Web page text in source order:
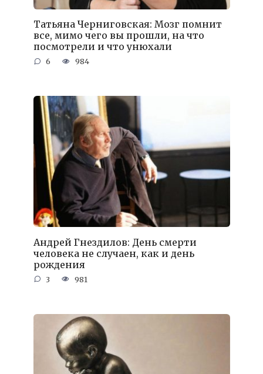
Татьяна Черниговская: Мозг помнит
все, мимо чего вы прошли, на что
посмотрели и что унюхали
6 984
Андрей Гнездилов: День смерти
человека не случаен, как и день
рождения
3 981